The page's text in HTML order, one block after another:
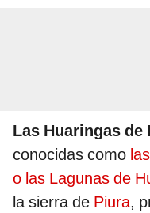
Las Huaringas de
conocidas como
o las Lagunas de
la sierra de Piura,